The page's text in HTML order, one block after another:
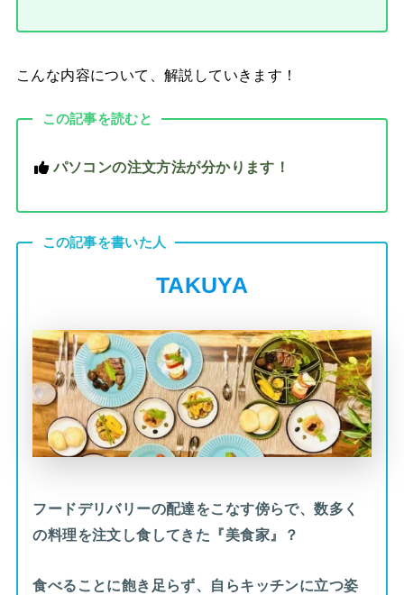
こんな内容について、解説していきます！
この記事を読むと
パソコンの注文方法が分かります！
この記事を書いた人
TAKUYA
フードデリバリーの配達をこなす傍らで、数多く
の料理を注文し食してきた『美食家』？
食べることに飽き足らず、自らキッチンに立つ姿